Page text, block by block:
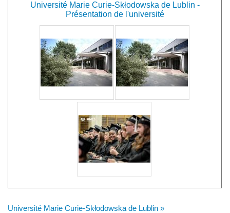
Université Marie Curie-Skłodowska de Lublin -
Présentation de l'université
Université Marie Curie-Skłodowska de Lublin »